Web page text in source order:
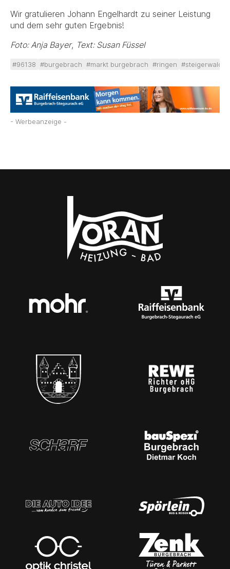
Wir gratulieren Johann Engelhardt zu seiner Leistung
und dem sehr guten Ergebnis!
Foto: Anja Bayer, Text: Susan Füssel
#96138 #burgebrach #markt burgebrach #ringen #steigerwald
- Werbeanzeige -